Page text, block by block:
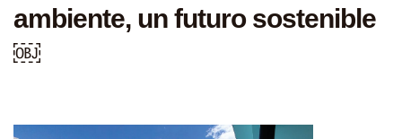
ambiente, un futuro sostenible
￼